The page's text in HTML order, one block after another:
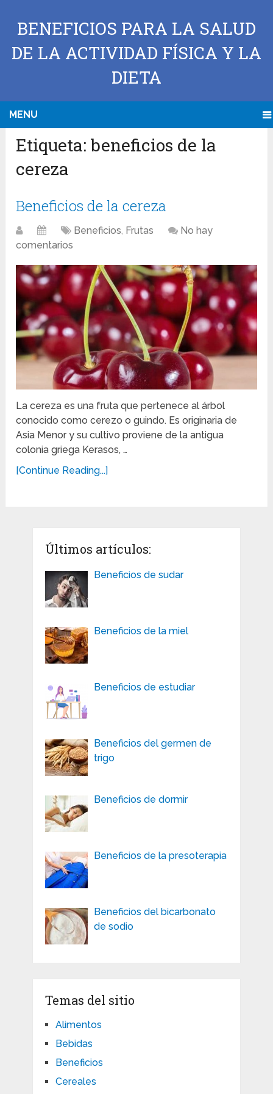
BENEFICIOS PARA LA SALUD
DE LA ACTIVIDAD FÍSICA Y LA
DIETA
MENU
Etiqueta:beneficios de la
cereza
Beneficios de la cereza
Beneficios, Frutas
No hay
comentarios
La cereza es una fruta que pertenece al árbol
conocido como cerezo o guindo. Es originaria de
Asia Menor y su cultivo proviene de la antigua
colonia griega Kerasos, …
[Continue Reading...]
Últimos artículos:
Beneficios de sudar
Beneficios de la miel
Beneficios de estudiar
Beneficios del germen de
trigo
Beneficios de dormir
Beneficios de la presoterapia
Beneficios del bicarbonato
de sodio
Temas del sitio
Alimentos
Bebidas
Beneficios
Cereales